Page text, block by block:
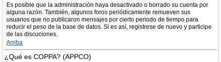
Es posible que la administración haya desactivado o borrado su cuenta por
alguna razón. También, algunos foros periódicamente remueven sus
usuarios que no publicaron mensajes por cierto periodo de tiempo para
reducir el peso de la base de datos. Si es así, registrese de nuevo y participe
de las discuciones.
Arriba
¿Qué es COPPA? (APPCO)